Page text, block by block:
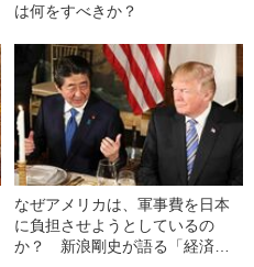
は何をすべきか？
なぜアメリカは、軍事費を日本
に負担させようとしているの
か？ 新浪剛史が語る「経済外